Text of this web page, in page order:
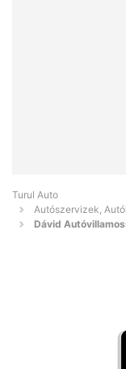
Turul Auto
Autószervizek,
Dávid